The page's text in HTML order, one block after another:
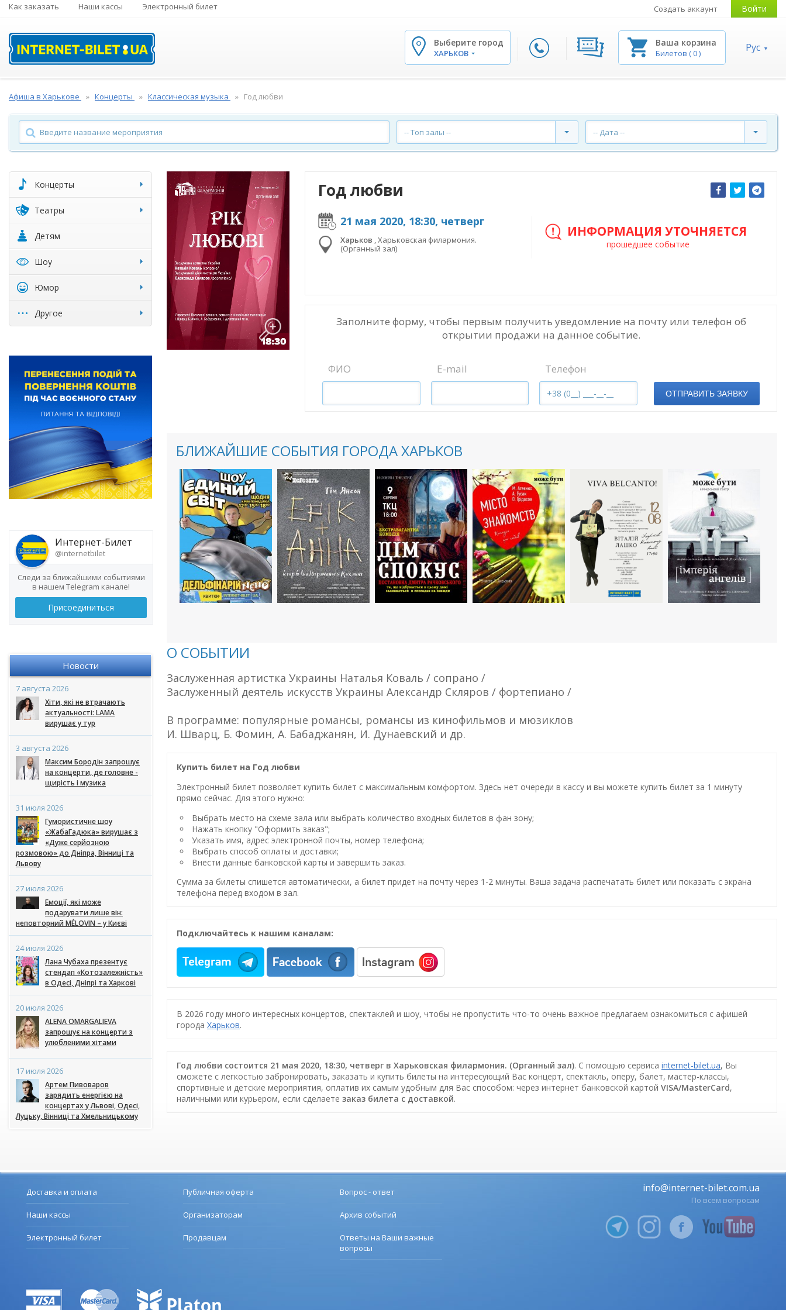
Как заказать Наши кассы Электронный билет Создать аккаунт Войти
Выберите город
ХАРЬКОВ
Ваша корзина
Билетов (0) Рус
Афиша в Харькове Концерты Классическая музыка Год любви
-- Топ залы -- -- Дата --
Концерты
Театры
Детям
Шоу
Юмор
Другое
Интернет-Билет
@internetbilet
Следи за ближайшими событиями
в нашем Telegram канале!
Присоединиться
Новости
7 августа 2026
Хіти, які не втрачають
актуальності: LAMA
вирушає у тур
3 августа 2026
Максим Бородін запрошує
на концерти, де головне -
щирість і музика
31 июля 2026
Гумористичне шоу
«ЖабаГадюка» вирушає з
«Дуже серйозною
розмовою» до Дніпра, Вінниці та
Львову
27 июля 2026
Емоції, які може
подарувати лише він:
неповторний MÉLOVIN – у Києві
24 июля 2026
Лана Чубаха презентує
стендап «Котозалежність»
в Одесі, Дніпрі та Харкові
20 июля 2026
ALENA OMARGALIEVA
запрошує на концерти з
улюбленими хітами
17 июля 2026
Артем Пивоваров
зарядить енергією на
концертах у Львові, Одесі,
Луцьку, Вінниці та Хмельницькому
Год любви
21 мая 2020, 18:30, четверг
Харьков Харьковская филармония.
(Органный зал)
ИНФОРМАЦИЯ УТОЧНЯЕТСЯ
прошедшее событие
Заполните форму, чтобы первым получить уведомление на почту или телефон об
открытии продажи на данное событие.
ФИО E-mail Телефон
ОТПРАВИТЬ ЗАЯВКУ
БЛИЖАЙШИЕ СОБЫТИЯ ГОРОДА ХАРЬКОВ
О СОБЫТИИ
Заслуженная артистка Украины Наталья Коваль / сопрано /
Заслуженный деятель искусств Украины Александр Скляров / фортепиано /
В программе: популярные романсы, романсы из кинофильмов и мюзиклов
И. Шварц, Б. Фомин, А. Бабаджанян, И. Дунаевский и др.
Купить билет на Год любви
Электронный билет позволяет купить билет с максимальным комфортом. Здесь нет очереди в кассу и вы можете купить билет за 1 минуту
прямо сейчас. Для этого нужно:
Выбрать место на схеме зала или выбрать количество входных билетов в фан зону;
Нажать кнопку "Оформить заказ";
Указать имя, адрес электронной почты, номер телефона;
Выбрать способ оплаты и доставки;
Внести данные банковской карты и завершить заказ.
Сумма за билеты спишется автоматически, а билет придет на почту через 1-2 минуты. Ваша задача распечатать билет или показать с экрана
телефона перед входом в зал.
Подключайтесь к нашим каналам:
В 2026 году много интересных концертов, спектаклей и шоу, чтобы не пропустить что-то очень важное предлагаем ознакомиться с афишей
города Харьков.
Год любви состоится 21 мая 2020, 18:30, четверг в Харьковская филармония. (Органный зал). С помощью сервиса internet-bilet.ua, Вы
сможете с легкостью забронировать, заказать и купить билеты на интересующий Вас концерт, спектакль, оперу, балет, мастер-классы,
спортивные и детские мероприятия, оплатив их самым удобным для Вас способом: через интернет банковской картой VISA/MasterCard,
наличными или курьером, если сделаете заказ билета c доставкой.
Доставка и оплата
Наши кассы
Электронный билет
Публичная оферта
Организаторам
Продавцам
Вопрос - ответ
Архив событий
Ответы на Ваши важные
вопросы
info@internet-bilet.com.ua
По всем вопросам